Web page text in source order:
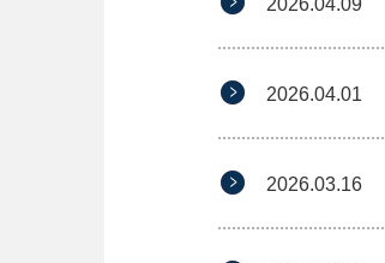
2026.04.09
2026.04.01
2026.03.16